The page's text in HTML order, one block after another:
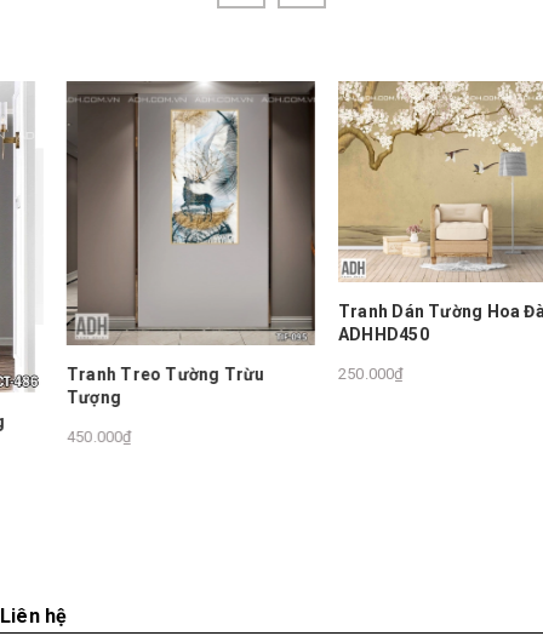
Tranh Treo Tường Trừu
Tượng
450.000₫
Tranh Dán Tường Hoa Đào
ADHHD450
250.000₫
Liên hệ